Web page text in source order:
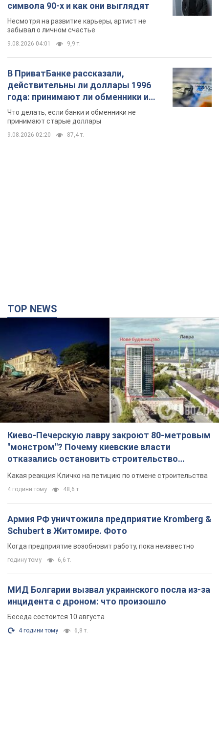
символа 90-х и как они выглядят
Несмотря на развитие карьеры, артист не
забывал о личном счастье
9.08.2026 04:01 9,9 т.
В ПриватБанке рассказали,
действительны ли доллары 1996
года: принимают ли обменники и
банки такие купюры
Что делать, если банки и обменники не
принимают старые доллары
9.08.2026 02:20 87,4 т.
TOP NEWS
Киево-Печерскую лавру закроют 80-метровым
"монстром"? Почему киевские власти
отказались остановить строительство
небоскреба "московского верующего"
Какая реакция Кличко на петицию по отмене строительства
4 години тому 48,6 т.
Армия РФ уничтожила предприятие Kromberg &
Schubert в Житомире. Фото
Когда предприятие возобновит работу, пока неизвестно
годину тому 6,6 т.
МИД Болгарии вызвал украинского посла из-за
инцидента с дроном: что произошло
Беседа состоится 10 августа
4 години тому 6,8 т.